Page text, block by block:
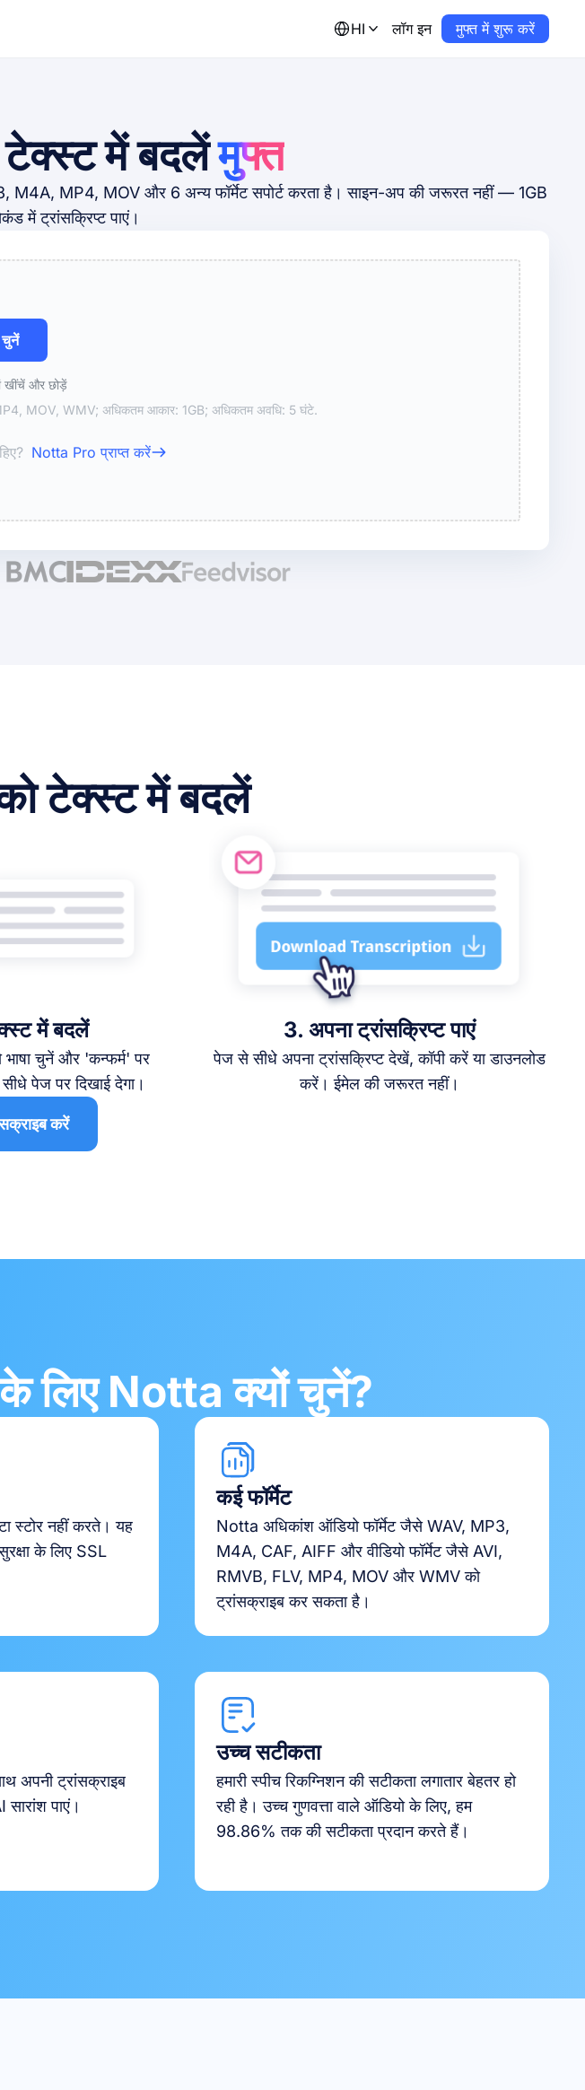
HI लॉग इन मुफ्त में शुरू करें
में बदलेंमुफ्त
M4A, MP4, MOV और 6 अन्य फॉर्मेट सपोर्ट करता है। साइन-अप की जरूरत नहीं — 1GB
में ट्रांसक्रिप्ट पाएं।
खींचें और छोड़ें
MOV, WMV; अधिकतम आकार: 1GB; अधिकतम अवधि: 5 घंटे.
Notta Pro प्राप्त करें
टेक्स्ट में बदलें
में बदलें
चुनें और 'कन्फर्म' पर
पेज पर दिखाई देगा।
3. अपना ट्रांसक्रिप्ट पाएं
पेज से सीधे अपना ट्रांसक्रिप्ट देखें, कॉपी करें या डाउनलोड
करें। ईमेल की जरूरत नहीं।
करें
लिए Notta क्यों चुनें?
स्टोर नहीं करते। यह
के लिए SSL
कई फॉर्मेट
Notta अधिकांश ऑडियो फॉर्मेट जैसे WAV, MP3,
M4A, CAF, AIFF और वीडियो फॉर्मेट जैसे AVI,
RMVB, FLV, MP4, MOV और WMV को
ट्रांसक्राइब कर सकता है।
अपनी ट्रांसक्राइब
सारांश पाएं।
उच्च सटीकता
हमारी स्पीच रिकग्निशन की सटीकता लगातार बेहतर हो
रही है। उच्च गुणवत्ता वाले ऑडियो के लिए, हम
98.86% तक की सटीकता प्रदान करते हैं।